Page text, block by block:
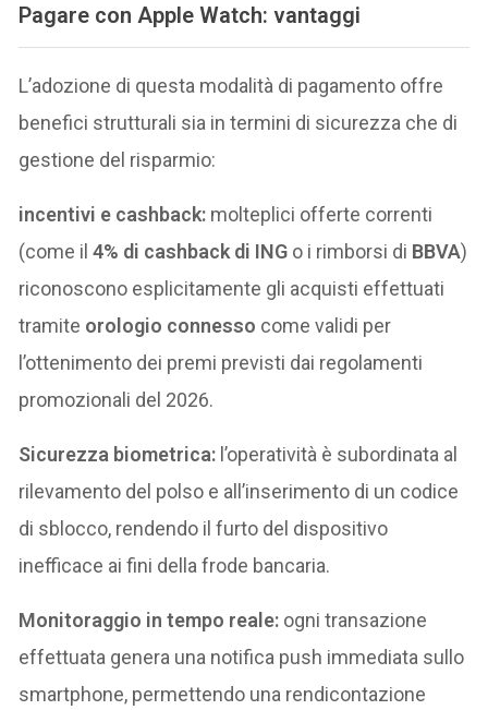
Pagare con Apple Watch: vantaggi
L’adozione di questa modalità di pagamento offre
benefici strutturali sia in termini di sicurezza che di
gestione del risparmio:
incentivi e cashback: molteplici offerte correnti
(come il4% di cashback di ING o i rimborsi di BBVA)
riconoscono esplicitamente gli acquisti effettuati
tramite orologio connesso come validi per
l’ottenimento dei premi previsti dai regolamenti
promozionali del 2026.
Sicurezza biometrica: l’operatività è subordinata al
rilevamento del polso e all’inserimento di un codice
di sblocco, rendendo il furto del dispositivo
inefficace ai fini della frode bancaria.
Monitoraggio in tempo reale: ogni transazione
effettuata genera una notifica push immediata sullo
smartphone, permettendo una rendicontazione